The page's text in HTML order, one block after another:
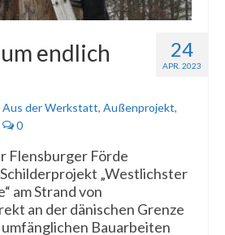
24
APR. 2023
endlich
Aus der Werkstatt, Außenprojekt,
0
Flensburger Förde
„Westlichster
am Strand von
an der dänischen Grenze
Bauarbeiten